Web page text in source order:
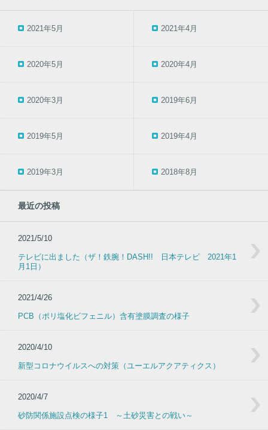
2021年5月 2021年4月
2020年5月 2020年4月
2020年3月 2019年6月
2019年5月 2019年4月
2019年3月 2018年8月
最近の投稿
2021/5/10
テレビに出ました（ザ！鉄腕！DASH!! 日本テレビ 2021年1
月1日）
2021/4/26
PCB（ポリ塩化ビフェニル）含有塗膜調査の様子
2020/4/10
新型コロナウイルスへの対策（ユーエルアクアティクス）
2020/4/7
砂防関係施設点検の様子1 ～土砂災害との戦い～